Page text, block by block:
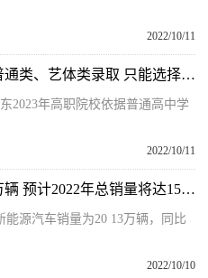
2022/10/11
高职院校依学考成绩招生分普通类、艺体类录取 只能选择其中一类填报
2023年高职院校依据普通高中学
2022/10/11
比亚迪单月销量首次超过20万辆 预计2022年总销量将达150万辆
源汽车销量为20 13万辆，同比
2022/10/10